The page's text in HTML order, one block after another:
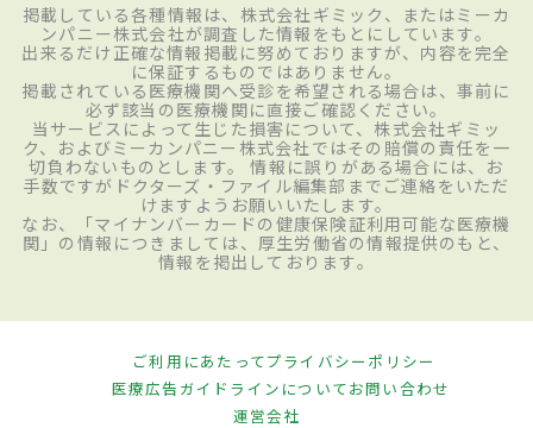
掲載している各種情報は、株式会社ギミック、またはミーカ
ンパニー株式会社が調査した情報をもとにしています。
出来るだけ正確な情報掲載に努めておりますが、内容を完全
に保証するものではありません。
掲載されている医療機関へ受診を希望される場合は、事前に
必ず該当の医療機関に直接ご確認ください。
当サービスによって生じた損害について、株式会社ギミッ
ク、およびミーカンパニー株式会社ではその賠償の責任を一
切負わないものとします。 情報に誤りがある場合には、お
手数ですがドクターズ・ファイル編集部までご連絡をいただ
けますようお願いいたします。
なお、「マイナンバーカードの健康保険証利用可能な医療機
関」の情報につきましては、厚生労働省の情報提供のもと、
情報を掲出しております。
ご利用にあたってプライバシーポリシー
医療広告ガイドラインについてお問い合わせ
運営会社